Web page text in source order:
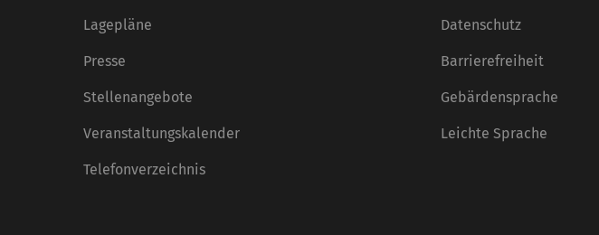
Lagepläne
Presse
Stellenangebote
Veranstaltungskalender
Telefonverzeichnis
Datenschutz
Barrierefreiheit
Gebärdensprache
Leichte Sprache